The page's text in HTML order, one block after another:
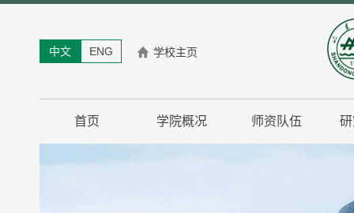
中文 ENG 学校主页
首页 学院概况 师资队伍